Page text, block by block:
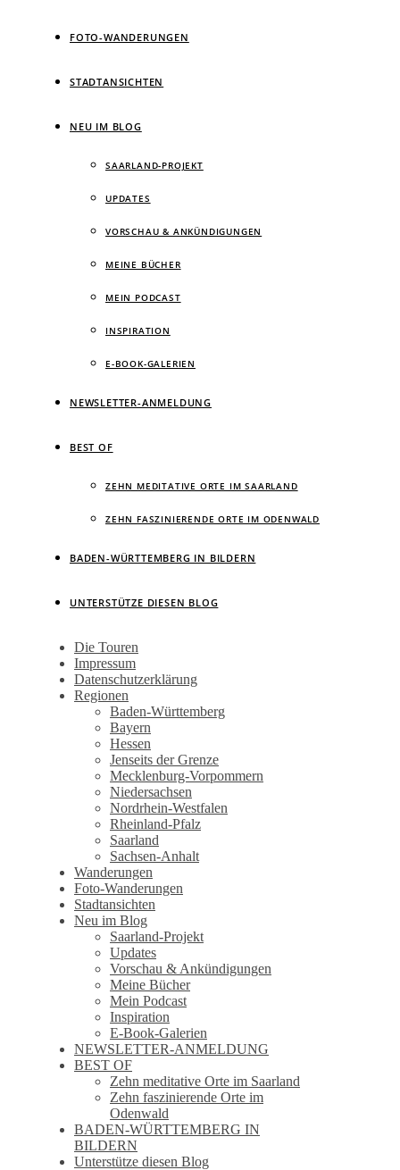
FOTO-WANDERUNGEN
STADTANSICHTEN
NEU IM BLOG
SAARLAND-PROJEKT
UPDATES
VORSCHAU & ANKÜNDIGUNGEN
MEINE BÜCHER
MEIN PODCAST
INSPIRATION
E-BOOK-GALERIEN
NEWSLETTER-ANMELDUNG
BEST OF
ZEHN MEDITATIVE ORTE IM SAARLAND
ZEHN FASZINIERENDE ORTE IM ODENWALD
BADEN-WÜRTTEMBERG IN BILDERN
UNTERSTÜTZE DIESEN BLOG
Wandertagebuch von Torsten
Wirschum
Die Touren
Impressum
Datenschutzerklärung
Regionen
Baden-Württemberg
Bayern
Hessen
Jenseits der Grenze
Mecklenburg-Vorpommern
Niedersachsen
Nordrhein-Westfalen
Rheinland-Pfalz
Saarland
Sachsen-Anhalt
Wanderungen
Foto-Wanderungen
Stadtansichten
Neu im Blog
Saarland-Projekt
Updates
Vorschau & Ankündigungen
Meine Bücher
Mein Podcast
Inspiration
E-Book-Galerien
NEWSLETTER-ANMELDUNG
BEST OF
Zehn meditative Orte im Saarland
Zehn faszinierende Orte im
Odenwald
BADEN-WÜRTTEMBERG IN
BILDERN
Unterstütze diesen Blog